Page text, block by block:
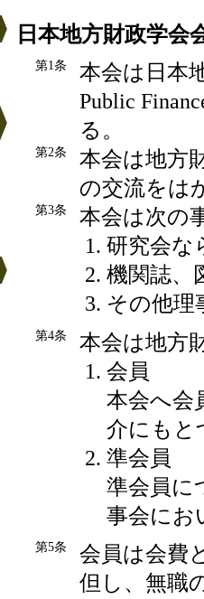
日本地方財政学会
第1条
本会は日本
Public
る。
第2条
本会は地方
の交流をは
第3条
本会は次の
研究会な
機関誌、
その他理
第4条
本会は地方
会員
本会へ会
介にもと
準会員
準会員に
事会にお
第5条
会員は会費
但し、無職